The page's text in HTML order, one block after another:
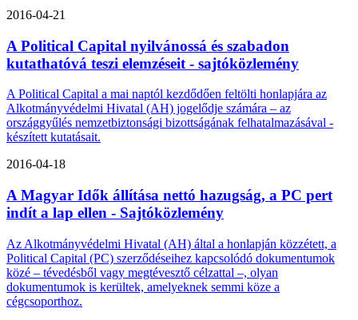
2016-04-21
A Political Capital nyilvánossá és szabadon
kutathatóvá teszi elemzéseit - sajtóközlemény
A Political Capital a mai naptól kezdődően feltölti honlapjára az
Alkotmányvédelmi Hivatal (AH) jogelődje számára – az
országgyűlés nemzetbiztonsági bizottságának felhatalmazásával -
készített kutatásait.
2016-04-18
A Magyar Idők állítása nettó hazugság, a PC pert
indít a lap ellen - Sajtóközlemény
Az Alkotmányvédelmi Hivatal (AH) által a honlapján közzétett, a
Political Capital (PC) szerződéseihez kapcsolódó dokumentumok
közé – tévedésből vagy megtévesztő célzattal –, olyan
dokumentumok is kerültek, amelyeknek semmi köze a
cégcsoporthoz.